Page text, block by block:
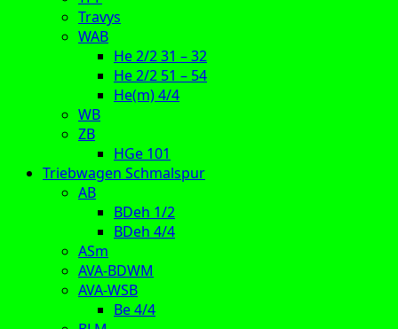
Travys
WAB
He 2/2 31 – 32
He 2/2 51 – 54
He(m) 4/4
WB
ZB
HGe 101
Triebwagen Schmalspur
AB
BDeh 1/2
BDeh 4/4
ASm
AVA-BDWM
AVA-WSB
Be 4/4